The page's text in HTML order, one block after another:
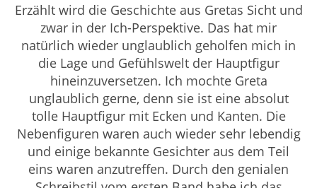
Erzählt wird die Geschichte aus Gretas Sicht und
zwar in der Ich-Perspektive. Das hat mir
natürlich wieder unglaublich geholfen mich in
die Lage und Gefühlswelt der Hauptfigur
hineinzuversetzen. Ich mochte Greta
unglaublich gerne, denn sie ist eine absolut
tolle Hauptfigur mit Ecken und Kanten. Die
Nebenfiguren waren auch wieder sehr lebendig
und einige bekannte Gesichter aus dem Teil
eins waren anzutreffen. Durch den genialen